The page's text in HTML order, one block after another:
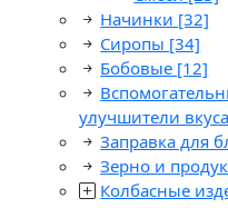
Начинки [32]
Сиропы [34]
Бобовые [12]
улучшители вкуса
Заправка для
Зерно и
Колбасные